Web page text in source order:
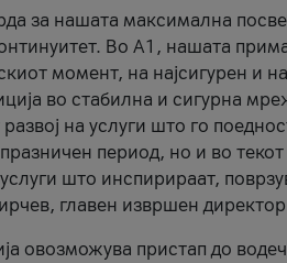
за нашата максимална
Во А1, нашата
момент, на најсигурен и
во стабилна и сигурна
на услуги што го
период, но и во
што инспирираат,
главен извршен
овозможува пристап до